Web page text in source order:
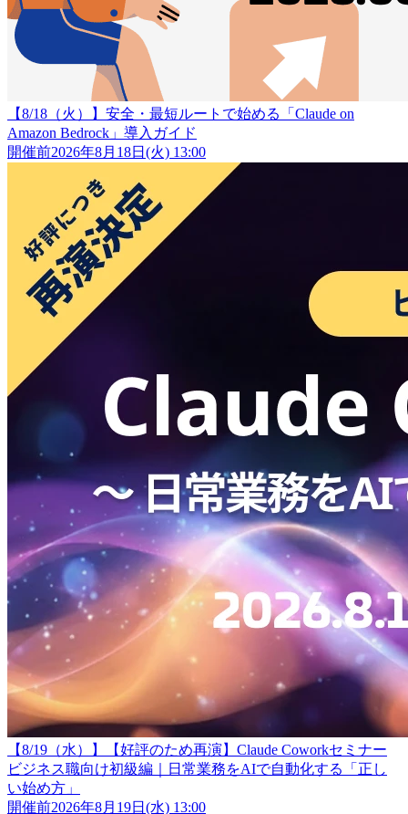
【8/18（火）】安全・最短ルートで始める「Claude on
Amazon Bedrock」導入ガイド
開催前2026年8月18日(火) 13:00
【8/19（水）】【好評のため再演】Claude Coworkセミナー
ビジネス職向け初級編｜日常業務をAIで自動化する「正し
い始め方」
開催前2026年8月19日(水) 13:00